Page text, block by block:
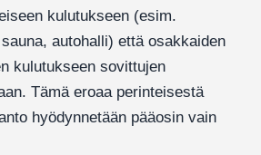
kulutukseen (esim.
autohalli) että osakkaiden
kulutukseen sovittujen
Tämä eroaa perinteisestä
hyödynnetään pääosin vain